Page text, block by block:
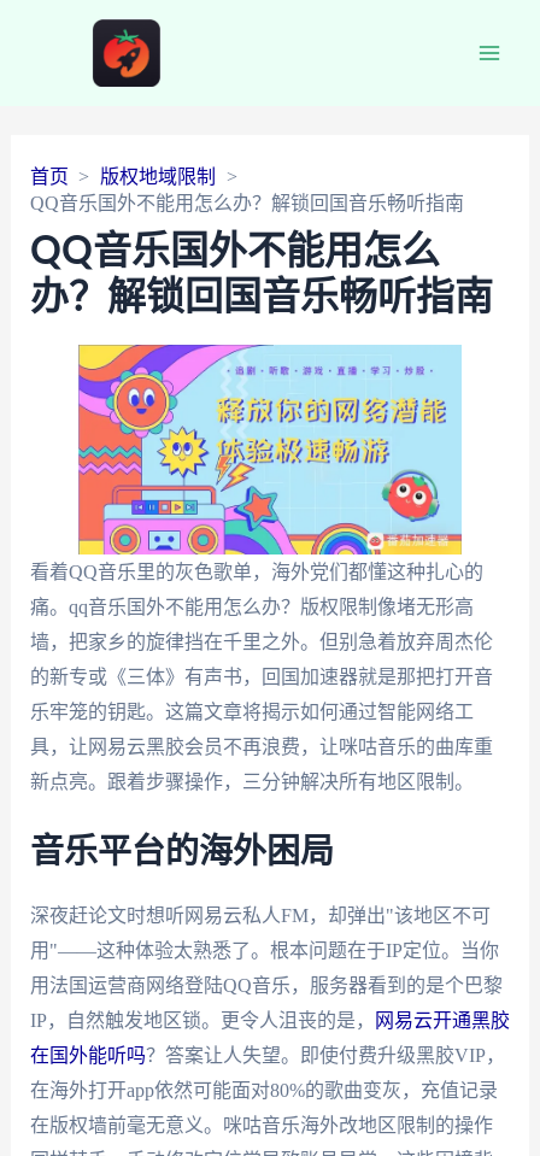
首页
版权地域限制
QQ音乐国外不能用怎么办？解锁回国音乐畅听指南
QQ音乐国外不能用怎么
办？解锁回国音乐畅听指南
看着QQ音乐里的灰色歌单，海外党们都懂这种扎心的
痛。qq音乐国外不能用怎么办？版权限制像堵无形高
墙，把家乡的旋律挡在千里之外。但别急着放弃周杰伦
的新专或《三体》有声书，回国加速器就是那把打开音
乐牢笼的钥匙。这篇文章将揭示如何通过智能网络工
具，让网易云黑胶会员不再浪费，让咪咕音乐的曲库重
新点亮。跟着步骤操作，三分钟解决所有地区限制。
音乐平台的海外困局
深夜赶论文时想听网易云私人FM，却弹出"该地区不可
用"——这种体验太熟悉了。根本问题在于IP定位。当你
用法国运营商网络登陆QQ音乐，服务器看到的是个巴黎
IP，自然触发地区锁。更令人沮丧的是，
网易云开通黑胶
在国外能听吗？答案让人失望。即使付费升级黑胶VIP，
在海外打开app依然可能面对80%的歌曲变灰，充值记录
在版权墙前毫无意义。咪咕音乐海外改地区限制的操作